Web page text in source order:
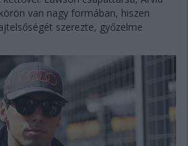
van nagy formában, hiszen
szerezte, győzelme